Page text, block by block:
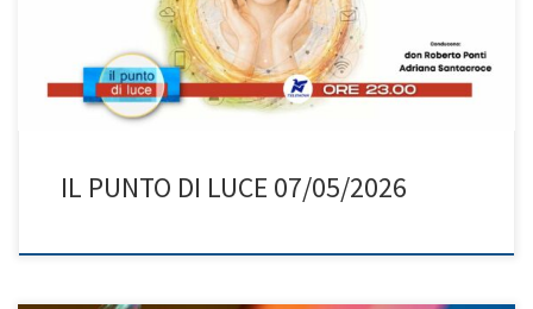
guidano a riscoprire il valore dell’incontro, dell’ascolto e della
responsabilità nella comunicazione di […]
IL PUNTO DI LUCE 07/05/2026